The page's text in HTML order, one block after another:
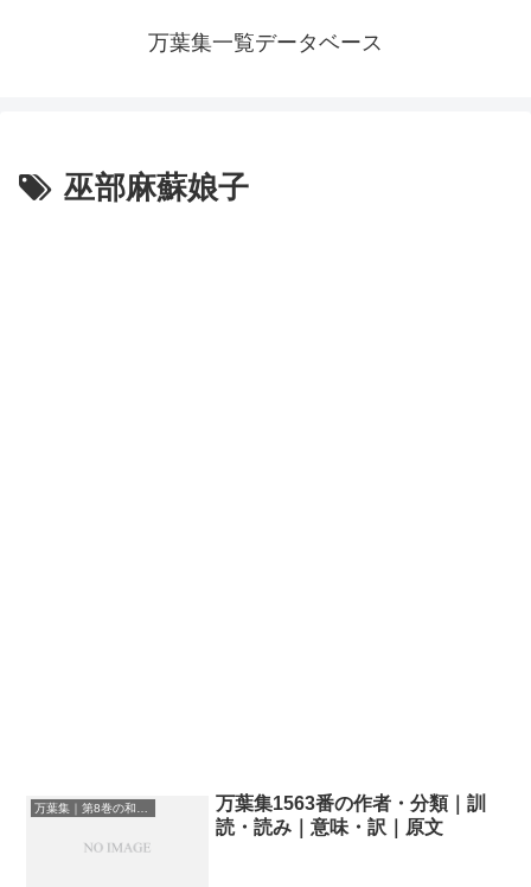
万葉集一覧データベース
巫部麻蘇娘子
万葉集1563番の作者・分類｜訓
読・読み｜意味・訳｜原文